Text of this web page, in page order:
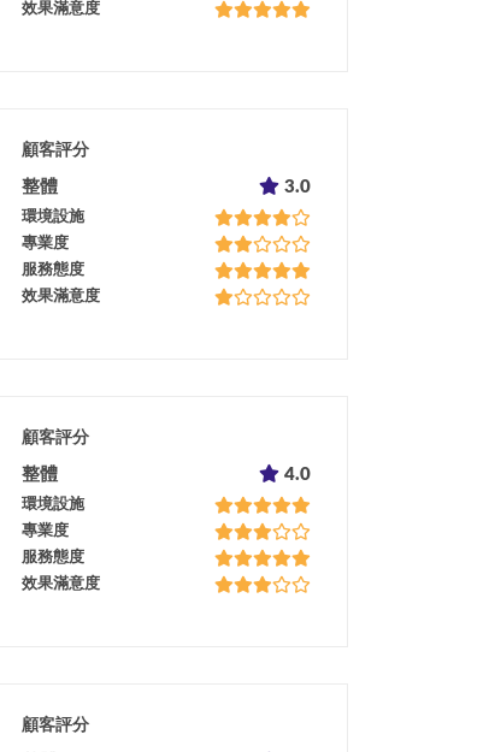
效果滿意度
顧客評分
整體 3.0
環境設施
專業度
服務態度
效果滿意度
顧客評分
整體 4.0
環境設施
專業度
服務態度
效果滿意度
顧客評分